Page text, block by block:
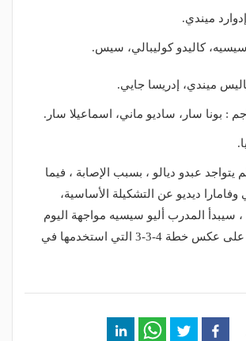
ميندي.
سيسيه، كاليدو كوليبالي، سيس.
ميندي، إدريسا جايي.
: بونا سار، ساديو ماني، اسماعيلا سار.
يتواجد عبدو ديالو ، بسبب الإصابة ، فيما
ديديو عن التشكيلة الأساسية،
، سيبدأ المدرب أليو سيسيه مواجهة اليوم
بطريقة 4-2-3-1 ، على عكس خطة 4-3-3 التي استخدمها في